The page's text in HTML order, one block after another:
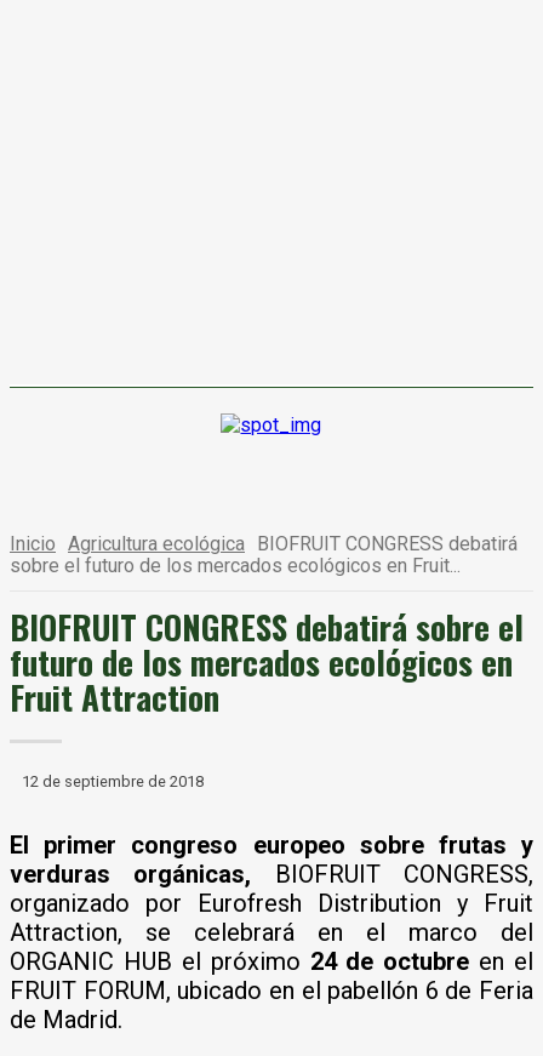
Inicio Agricultura ecológica BIOFRUIT CONGRESS debatirá
sobre el futuro de los mercados ecológicos en Fruit...
BIOFRUIT CONGRESS debatirá sobre el
futuro de los mercados ecológicos en
Fruit Attraction
12 de septiembre de 2018
El primer congreso europeo sobre frutas y
verduras orgánicas, BIOFRUIT CONGRESS,
organizado por Eurofresh Distribution y Fruit
Attraction, se celebrará en el marco del
ORGANIC HUB el próximo 24 de octubre en el
FRUIT FORUM, ubicado en el pabellón 6 de Feria
de Madrid.